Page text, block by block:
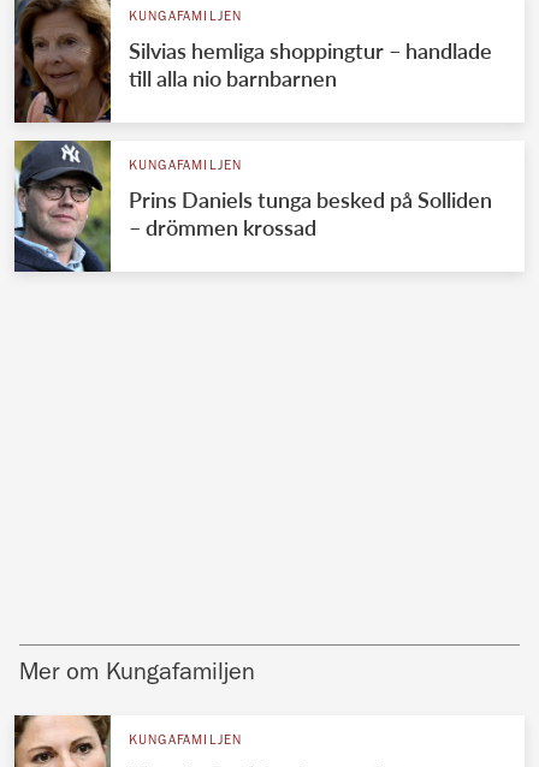
KUNGAFAMILJEN
Silvias hemliga shoppingtur – handlade
till alla nio barnbarnen
KUNGAFAMILJEN
Prins Daniels tunga besked på Solliden
– drömmen krossad
Mer om Kungafamiljen
KUNGAFAMILJEN